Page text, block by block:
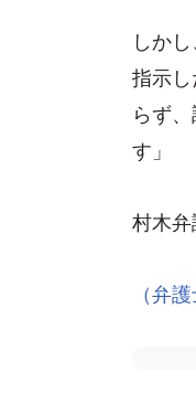
しか
指示
らず
す」
村木弁
（弁